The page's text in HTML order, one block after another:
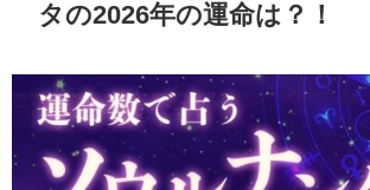
タの2026年の運命は？！